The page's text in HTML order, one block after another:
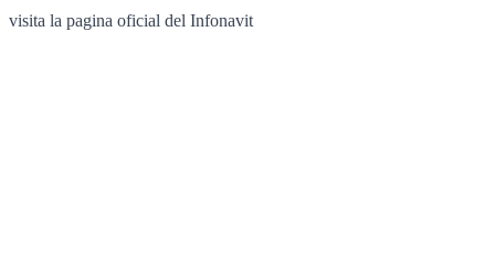
visita la pagina oficial del Infonavit